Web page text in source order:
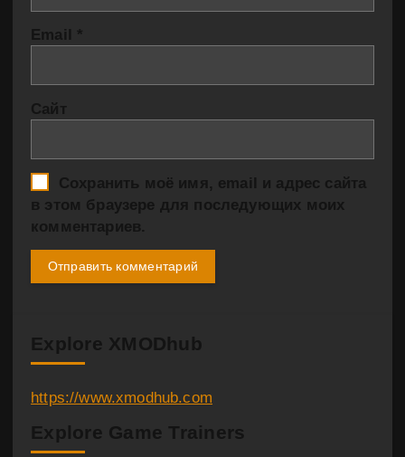
Email *
Сайт
Сохранить моё имя, email и адрес сайта
в этом браузере для последующих моих
комментариев.
Explore XMODhub
https://www.xmodhub.com
Explore Game Trainers